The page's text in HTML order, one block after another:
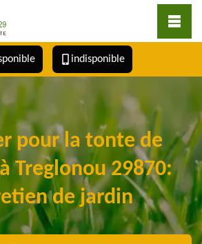
indisponible
pour la tonte de
Treglonou 29870:
de jardin